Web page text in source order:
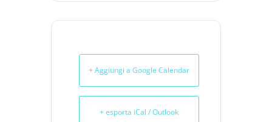
+ Aggiungi a Google Calendar
+ esporta iCal / Outlook